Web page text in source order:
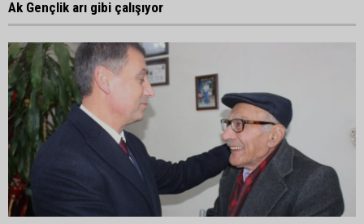
Ak Gençlik arı gibi çalışıyor